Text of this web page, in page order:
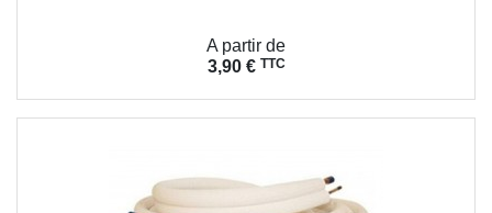
A partir de
3,90 € TTC